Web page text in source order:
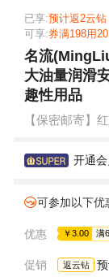
已享:预计返2云钻
可享:券满198用
名流
大油量润滑
趣性用品
【保密邮寄】
开通
可参加以下优
优惠 ￥3.00 满
促销 返云钻